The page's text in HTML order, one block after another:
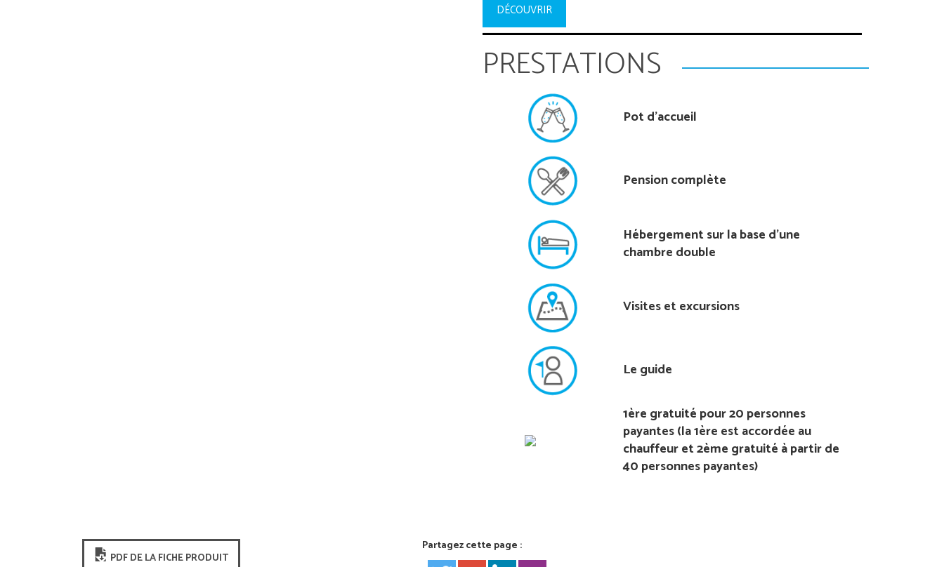
DÉCOUVRIR
PRESTATIONS
Pot d'accueil
Pension complète
Hébergement sur la base d'une
chambre double
Visites et excursions
Le guide
1ère gratuité pour 20 personnes
payantes (la 1ère est accordée au
chauffeur et 2ème gratuité à partir de
40 personnes payantes)
PDF DE LA FICHE PRODUIT
Partagez cette page :